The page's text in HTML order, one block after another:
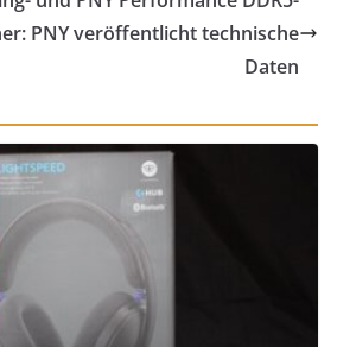
PNY veröffentlicht technische
Daten